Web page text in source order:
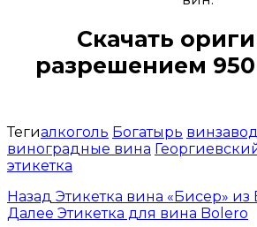
Скачать
разрешением
Тегиалкоголь Богатырь винзавод
виноградные вина
этикетка
Назад Этикетка вина «Бисер» из
Далее Этикетка для вина Bolero